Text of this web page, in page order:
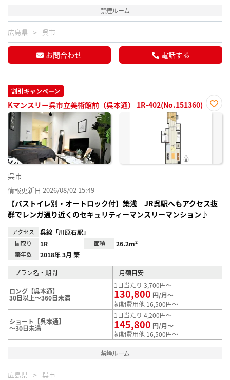
禁煙ルーム
広島県 呉市
お問合わせ 電話する
割引キャンペーン
Kマンスリー呉市立美術館前（呉本通） 1R-402(No.151360)
お気
呉市
情報更新日 2026/08/02 15:49
【バストイレ別・オートロック付】築浅 JR呉駅へもアクセス抜
群でレンガ通り近くのセキュリティーマンスリーマンション♪
アクセス 呉線「川原石駅」
間取り 1R 面積 26.2m²
築年数 2018年 3月 築
プラン名・期間 月額目安
ロング【呉本通】
30日以上～360日未満
1日当たり 3,700円～
130,800 円/月～
初期費用他 16,500円～
ショート【呉本通】
～30日未満
1日当たり 4,200円～
145,800 円/月～
初期費用他 16,500円～
禁煙ルーム
広島県 呉市